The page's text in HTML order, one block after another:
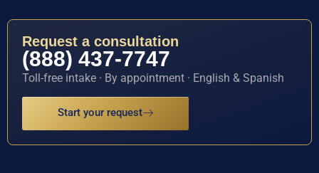
Request a consultation
(888) 437-7747
Toll-free intake · By appointment · English & Spanish
Start your request